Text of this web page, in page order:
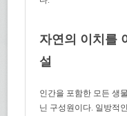
자연의 이치를
설
인간을 포함한 모든 생
닌 구성원이다. 일방적